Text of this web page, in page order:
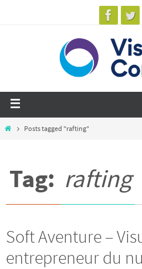
Posts tagged "rafting"
Tag: rafting
Soft Aventure –
entrepreneur du